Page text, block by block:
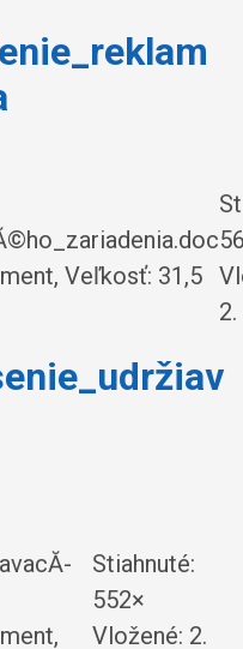
Veľkosť: 31,5
Stiahnuté:
552×
Vložené: 2.